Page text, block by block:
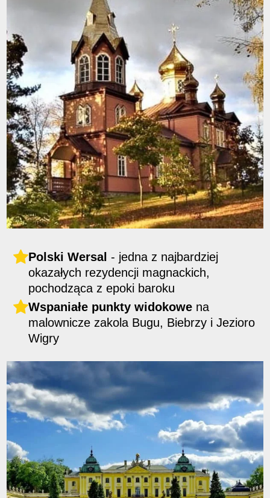
Polski Wersal - jedna z najbardziej
okazałych rezydencji magnackich,
pochodząca z epoki baroku
Wspaniałe punkty widokowena
malownicze zakola Bugu, Biebrzy i Jezioro
Wigry